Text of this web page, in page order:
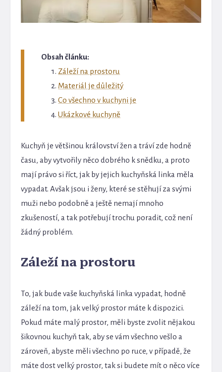
Obsah článku:
Záleží na prostoru
Materiál je důležitý
Co všechno v kuchyni je
Ukázkové kuchyně
Kuchyň je většinou království žen a tráví zde hodně
času, aby vytvořily něco dobrého k snědku, a proto
mají právo si říct, jak by jejich kuchyňská linka měla
vypadat. Avšak jsou i ženy, které se stěhují za svými
muži nebo podobně a ještě nemají mnoho
zkušeností, a tak potřebují trochu poradit, což není
žádný problém.
Záleží na prostoru
To, jak bude vaše kuchyňská linka vypadat, hodně
záleží na tom, jak velký prostor máte k dispozici.
Pokud máte malý prostor, měli byste zvolit nějakou
šikovnou kuchyň tak, aby se vám všechno vešlo a
zároveň, abyste měli všechno po ruce, v případě, že
máte dost velký prostor, tak si budete mít o něco více